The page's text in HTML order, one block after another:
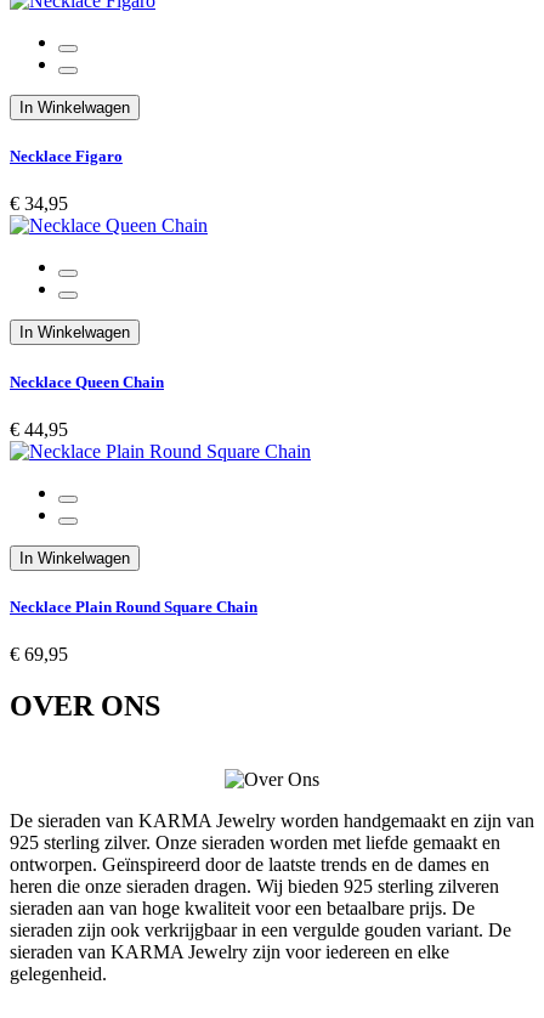
In Winkelwagen
Necklace Figaro
€ 34,95
In Winkelwagen
Necklace Queen Chain
€ 44,95
In Winkelwagen
Necklace Plain Round Square Chain
€ 69,95
OVER ONS
De sieraden van KARMA Jewelry worden handgemaakt en zijn van
925 sterling zilver. Onze sieraden worden met liefde gemaakt en
ontworpen. Geïnspireerd door de laatste trends en de dames en
heren die onze sieraden dragen. Wij bieden 925 sterling zilveren
sieraden aan van hoge kwaliteit voor een betaalbare prijs. De
sieraden zijn ook verkrijgbaar in een vergulde gouden variant. De
sieraden van KARMA Jewelry zijn voor iedereen en elke
gelegenheid.